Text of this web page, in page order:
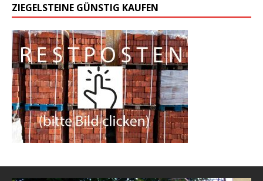
ZIEGELSTEINE GÜNSTIG KAUFEN